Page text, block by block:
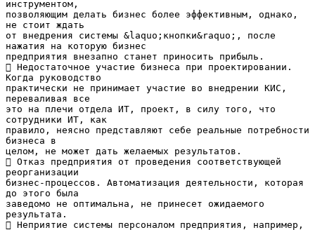
инструментом,
позволяющим делать бизнес более эффективным, однако,
не стоит ждать
от внедрения системы &laquo;кнопки&raquo;, после
нажатия на которую бизнес
предприятия внезапно станет приносить прибыль.
 Недостаточное участие бизнеса при проектировании.
Когда руководство
практически не принимает участие во внедрении КИС,
переваливая все
это на плечи отдела ИТ, проект, в силу того, что
сотрудники ИТ, как
правило, неясно представляют себе реальные потребности
бизнеса в
целом, не может дать желаемых результатов.
 Отказ предприятия от проведения соответствующей
реорганизации
бизнес-процессов. Автоматизация деятельности, которая
до этого была
заведомо не оптимальна, не принесет ожидаемого
результата.
 Неприятие системы персоналом предприятия, например,